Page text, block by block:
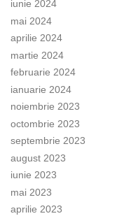
iunie 2024
mai 2024
aprilie 2024
martie 2024
februarie 2024
ianuarie 2024
noiembrie 2023
octombrie 2023
septembrie 2023
august 2023
iunie 2023
mai 2023
aprilie 2023